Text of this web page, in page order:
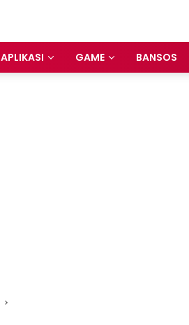
APLIKASI GAME BANSOS